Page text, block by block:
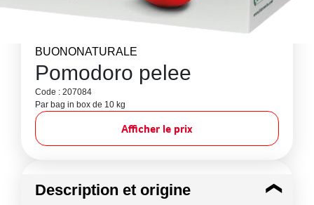
BUONONATURALE
Pomodoro pelee
Code : 207084
Par bag in box de 10 kg
Afficher le prix
Description et origine